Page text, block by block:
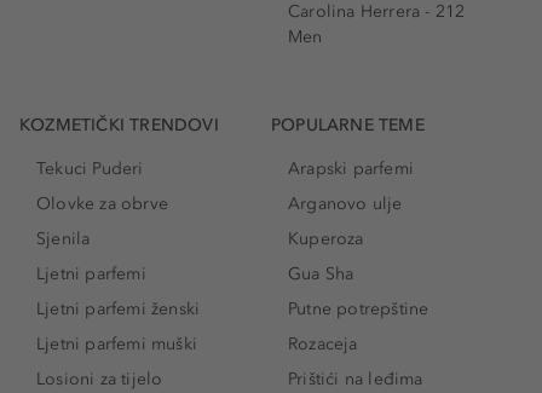
Carolina Herrera - 212
Men
KOZMETIČKI TRENDOVI
Tekuci Puderi
Olovke za obrve
Sjenila
Ljetni parfemi
Ljetni parfemi ženski
Ljetni parfemi muški
Losioni za tijelo
POPULARNE TEME
Arapski parfemi
Arganovo ulje
Kuperoza
Gua Sha
Putne potrepštine
Rozaceja
Prištići na leđima